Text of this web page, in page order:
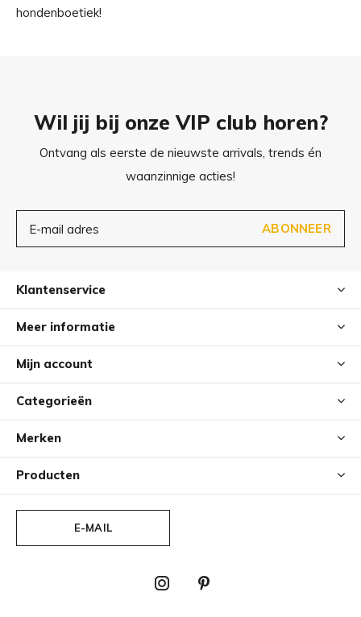
hondenboetiek!
Wil jij bij onze VIP club horen?
Ontvang als eerste de nieuwste arrivals, trends én
waanzinnige acties!
ABONNEER
Klantenservice
Meer informatie
Mijn account
Categorieën
Merken
Producten
E-MAIL